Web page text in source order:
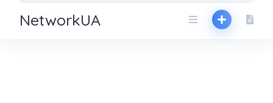
NetworkUA